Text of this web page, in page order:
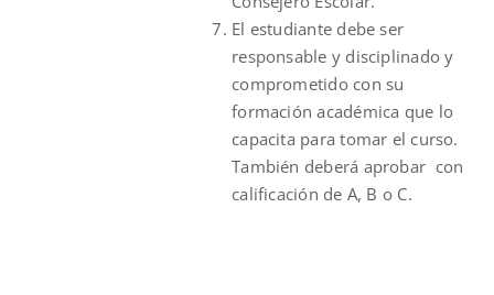
El estudiante debe ser
responsable y disciplinado y
comprometido con su
formación académica que lo
capacita para tomar el curso.
También deberá aprobar con
calificación de A, B o C.